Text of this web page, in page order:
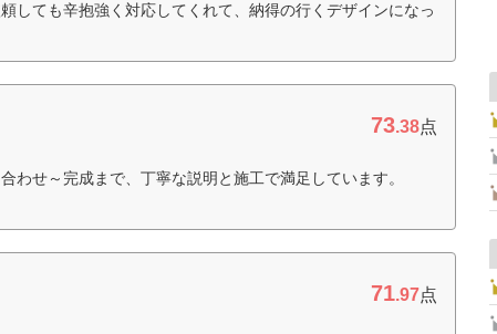
しても辛抱強く対応してくれて、納得の行くデザインになっ
73.38点
わせ～完成まで、丁寧な説明と施工で満足しています。
71.97点